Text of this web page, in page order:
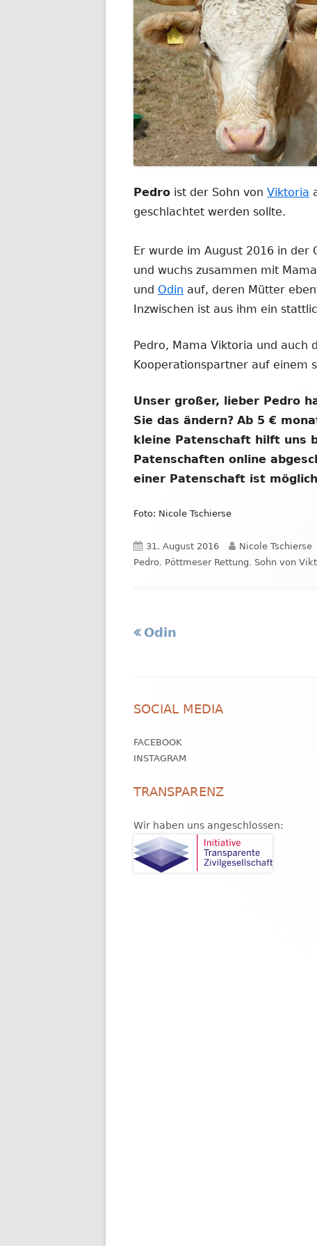
Pedro ist der Sohn von Viktoria
geschlachtet werden sollte.
Er wurde im August 2016 in der
und wuchs zusammen mit
und Odin auf, deren Mütter
Inzwischen ist aus ihm ein
Pedro, Mama Viktoria und auch
Kooperationspartner auf einem
Unser großer, lieber Pedro
Sie das ändern? Ab 5 €
kleine Patenschaft hilft uns
Patenschaften online
einer Patenschaft ist
Foto: Nicole Tschierse
Veröffentlicht
am
31. August 2016 Autor
Nicole Tschierse
Pedro, Pöttmeser Rettung, Sohn von
Beitragsnavigation
Vorheriger
Odin
Inhalt
SOCIAL MEDIA
FACEBOOK
INSTAGRAM
TRANSPARENZ
Wir haben uns angeschlossen: